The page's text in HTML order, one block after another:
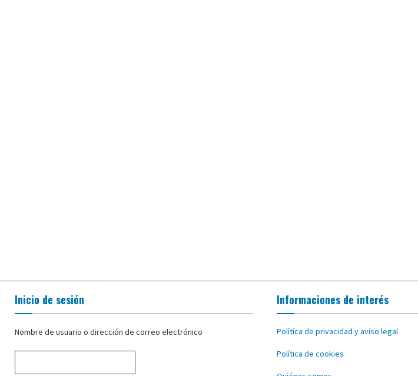
Inicio de sesión
Nombre de usuario o dirección de correo electrónico
Informaciones de interés
Política de privacidad y aviso legal
Política de cookies